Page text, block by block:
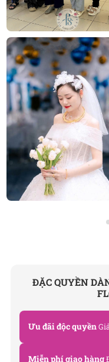
Công ty TNHH Hoa
hoa tươi TP.HCM
HCM
và toàn quốc
hẹn. Mỗi sản phẩm
được thiết kế bởi
ĐẶC QUYỀN
Ưu đãi độc quyền
Miễn phí giao hàng